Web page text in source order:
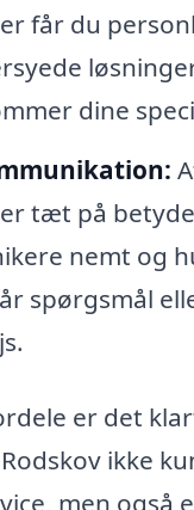
får du
dine
tæt på
nemt og
spørgsmål
er det
ikke